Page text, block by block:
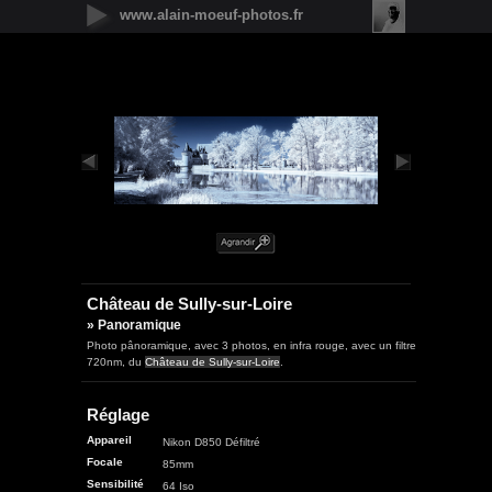
www.alain-moeuf-photos.fr
Château de Sully-sur-Loire
» Panoramique
Photo pânoramique, avec 3 photos, en infra rouge, avec un filtre
720nm, du Château de Sully-sur-Loire
Réglage
Appareil
Nikon D850 Défiltré
Focale
85mm
Sensibilité
64 Iso